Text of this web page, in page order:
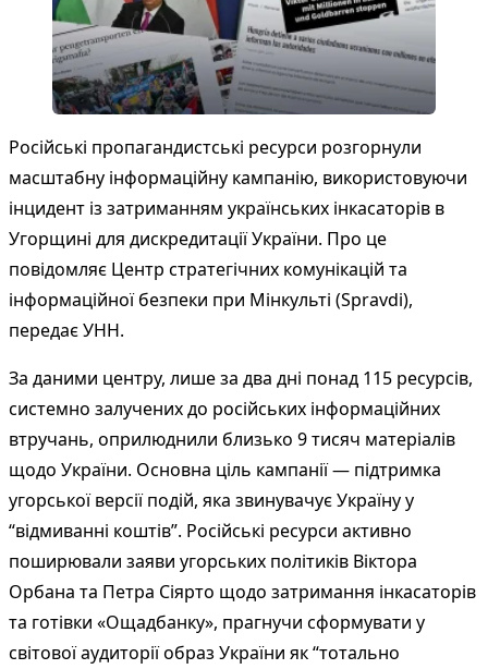
Російські пропагандистські ресурси розгорнули
масштабну інформаційну кампанію, використовуючи
інцидент із затриманням українських інкасаторів в
Угорщині для дискредитації України. Про це
повідомляє Центр стратегічних комунікацій та
інформаційної безпеки при Мінкульті (Spravdi),
передає УНН.
За даними центру, лише за два дні понад 115 ресурсів,
системно залучених до російських інформаційних
втручань, оприлюднили близько 9 тисяч матеріалів
щодо України. Основна ціль кампанії — підтримка
угорської версії подій, яка звинувачує Україну у
“відмиванні коштів”. Російські ресурси активно
поширювали заяви угорських політиків Віктора
Орбана та Петра Сіярто щодо затримання інкасаторів
та готівки «Ощадбанку», прагнучи сформувати у
світової аудиторії образ України як “тотально